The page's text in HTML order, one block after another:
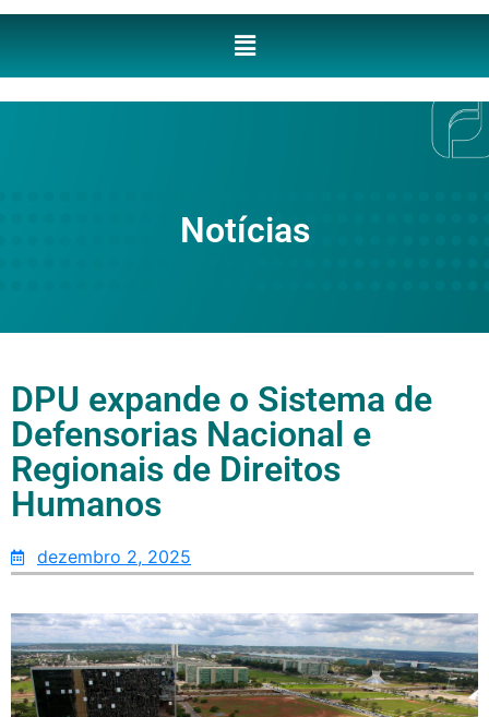
Notícias
DPU expande o Sistema de
Defensorias Nacional e
Regionais de Direitos
Humanos
dezembro 2, 2025